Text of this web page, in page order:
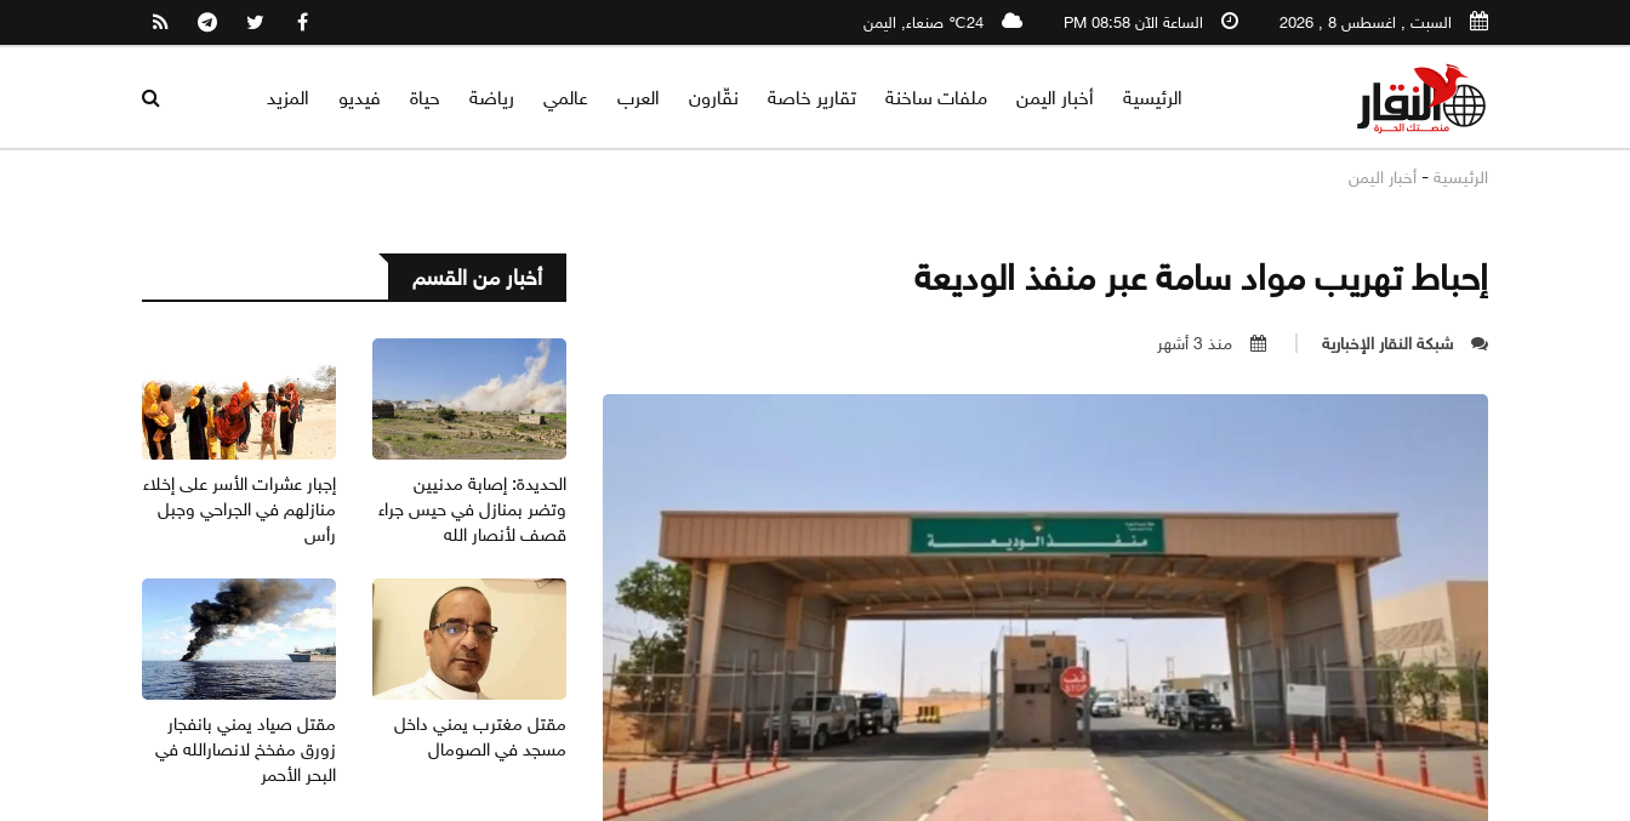
السبت , اغسطس 8 , 2026 الساعة الآن 08:58 PM 24℃ صنعاء, اليمن
الرئيسية أخبار اليمن ملفات ساخنة تقارير خاصة نقّارون العرب عالمي رياضة حياة فيديو المزيد
الرئيسية - أخبار اليمن
إحباط تهريب مواد سامة عبر منفذ الوديعة
شبكة النقار الإخبارية منذ 3 أشهر
أخبار من القسم
الحديدة: إصابة مدنيين
وتضر بمنازل في حيس جراء
قصف لأنصار الله
إجبار عشرات الأسر على إخلاء
منازلهم في الجراحي وجبل
رأس
مقتل مغترب يمني داخل
مسجد في الصومال
مقتل صياد يمني بانفجار
زورق مفخخ لانصارالله في
البحر الأحمر